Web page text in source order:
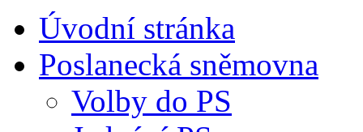
Úvodní stránka
Poslanecká sněmovna
Volby do PS